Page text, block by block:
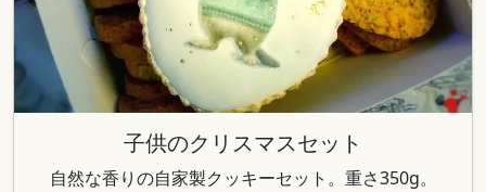
子供のクリスマスセット
自然な香りの自家製クッキーセット。重さ350g。